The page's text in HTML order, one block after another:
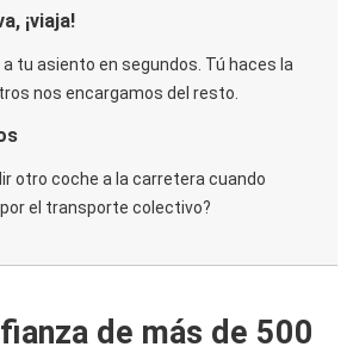
¡viaja!
a tu asiento en segundos. Tú haces la
nos encargamos del resto.
otro coche a la carretera cuando
el transporte colectivo?
de más de 500